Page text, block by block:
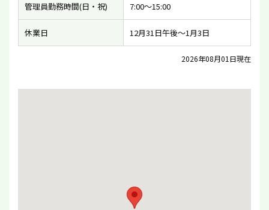
管理員勤務時間(日・祝) 7:00〜15:00
休業日 12月31日午後〜1月3日
2026年08月01日現在